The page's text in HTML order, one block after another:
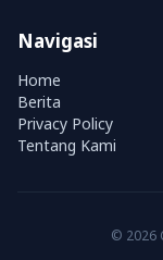
Navigasi
Home
Berita
Privacy Policy
Tentang Kami
© 2026